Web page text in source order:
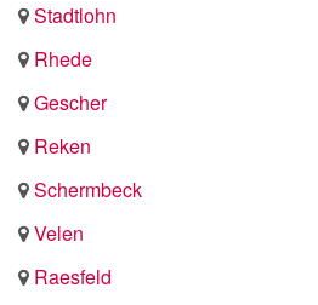
Stadtlohn
Rhede
Gescher
Reken
Schermbeck
Velen
Raesfeld